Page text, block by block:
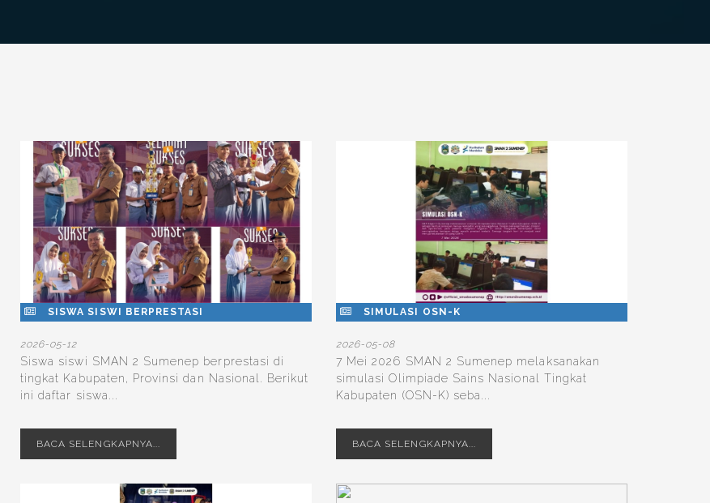
SISWA SISWI BERPRESTASI
2026-05-12
Siswa siswi SMAN 2 Sumenep berprestasi di
tingkat Kabupaten, Provinsi dan Nasional. Berikut
ini daftar siswa...
BACA SELENGKAPNYA...
SIMULASI OSN-K
2026-05-08
7 Mei 2026 SMAN 2 Sumenep melaksanakan
simulasi Olimpiade Sains Nasional Tingkat
Kabupaten (OSN-K) seba...
BACA SELENGKAPNYA...